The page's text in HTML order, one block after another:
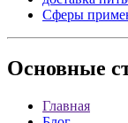
Сферы
Основные
Главная